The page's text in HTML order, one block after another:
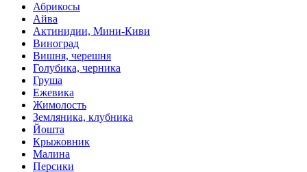
Абрикосы
Айва
Актинидии, Мини-Киви
Виноград
Вишня, черешня
Голубика, черника
Груша
Ежевика
Жимолость
Земляника, клубника
Йошта
Крыжовник
Малина
Персики